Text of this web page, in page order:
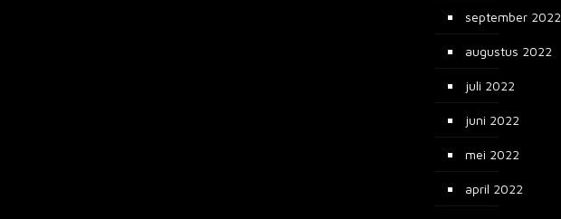
september 2022
augustus 2022
juli 2022
juni 2022
mei 2022
april 2022